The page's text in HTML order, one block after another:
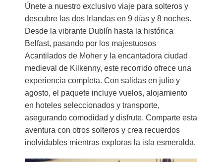
Únete a nuestro exclusivo viaje para solteros y
descubre las dos Irlandas en 9 días y 8 noches.
Desde la vibrante Dublín hasta la histórica
Belfast, pasando por los majestuosos
Acantilados de Moher y la encantadora ciudad
medieval de Kilkenny, este recorrido ofrece una
experiencia completa. Con salidas en julio y
agosto, el paquete incluye vuelos, alojamiento
en hoteles seleccionados y transporte,
asegurando comodidad y disfrute. Comparte esta
aventura con otros solteros y crea recuerdos
inolvidables mientras exploras la isla esmeralda.